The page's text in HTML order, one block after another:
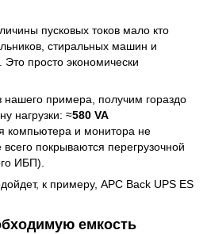
пусковых токов мало кто
стиральных машин и
просто экономически
нашего примера, получим гораздо
нагрузки: ≈580 VA
компьютера и монитора не
покрываются перегрузочной
ИБП).
к примеру, APC Back UPS ES
емкость